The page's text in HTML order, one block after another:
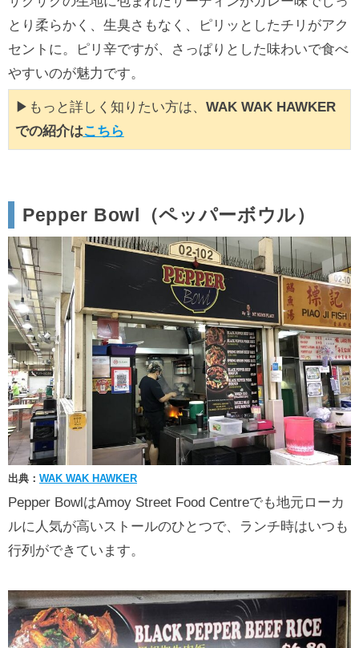
とり柔らかく、生臭さもなく、ピリッとしたチリがアク
セントに。ピリ辛ですが、さっぱりとした味わいで食べ
やすいのが魅力です。
▶もっと詳しく知りたい方は、 WAK WAK HAWKER
での紹介はこちら
Pepper Bowl（ペッパーボウル）
出典： WAK WAK HAWKER
Pepper BowlはAmoy Street Food Centreでも地元ローカ
ルに人気が高いストールのひとつで、ランチ時はいつも
行列ができています。